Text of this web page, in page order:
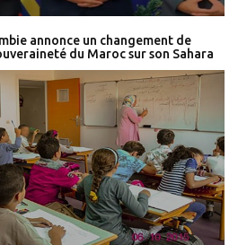
annonce un changement de
du Maroc sur son Sahara